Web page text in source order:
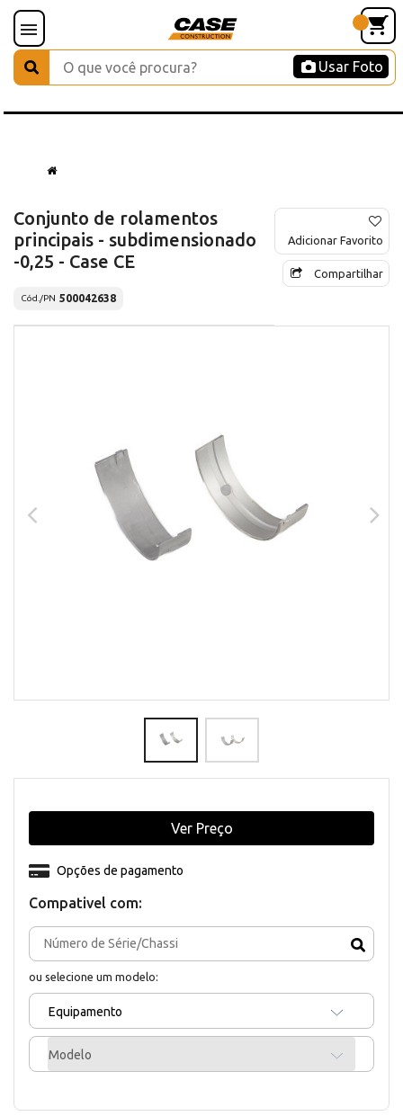
Usar Foto
Conjunto de rolamentos
principais - subdimensionado
-0,25 - Case CE
Cód./PN 500042638
Adicionar Favorito
Compartilhar
Compativel com:
ou selecione um modelo:
Equipamento
Modelo
Opções de pagamento
Ver Preço